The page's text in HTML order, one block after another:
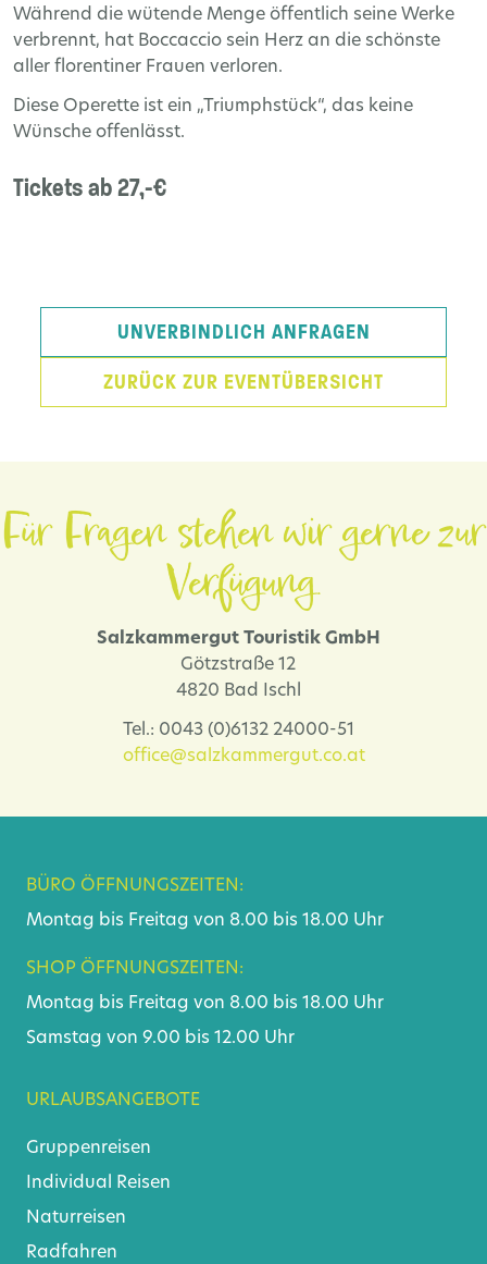
Während die wütende Menge öffentlich seine Werke
verbrennt, hat Boccaccio sein Herz an die schönste
aller florentiner Frauen verloren.
Diese Operette ist ein „Triumphstück“, das keine
Wünsche offenlässt.
Tickets ab 27,-€
UNVERBINDLICH ANFRAGEN
ZURÜCK ZUR EVENTÜBERSICHT
Für Fragen stehen wir gerne zur
Verfügung.
Salzkammergut Touristik GmbH
Götzstraße 12
4820 Bad Ischl
Tel.: 0043 (0)6132 24000-51
office@salzkammergut.co.at
BÜRO ÖFFNUNGSZEITEN:
Montag bis Freitag von 8.00 bis 18.00 Uhr
SHOP ÖFFNUNGSZEITEN:
Montag bis Freitag von 8.00 bis 18.00 Uhr
Samstag von 9.00 bis 12.00 Uhr
URLAUBSANGEBOTE
Gruppenreisen
Individual Reisen
Naturreisen
Radfahren